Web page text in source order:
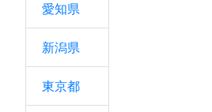
愛知県
新潟県
東京都